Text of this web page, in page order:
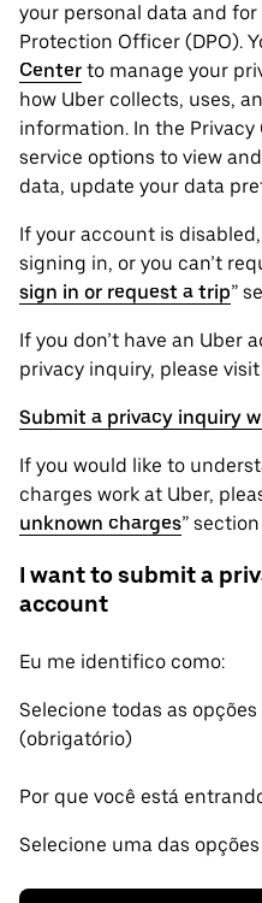
your personal ‌data and
Protection Officer (​​DPO).
Center to manage your
how Uber collects, uses,
information. In the Privacy
service options to view
data, update your data
If your account is
signing in, or you can’t
sign in or request a trip”
If you don’t have an Uber
privacy inquiry, please
Submit a privacy inquiry
If you would like to
charges work at Uber,
unknown charges”
I want to submit a
account
Eu me identifico como:
Selecione todas as
(obrigatório)
Por que você está
Selecione uma das